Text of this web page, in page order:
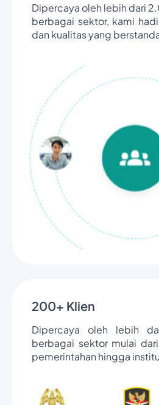
Dipercaya oleh lebih dari
berbagai sektor, kami
dan kualitas yang
200+ Klien
Dipercaya oleh lebih
berbagai sektor mulai
pemerintahan hingga